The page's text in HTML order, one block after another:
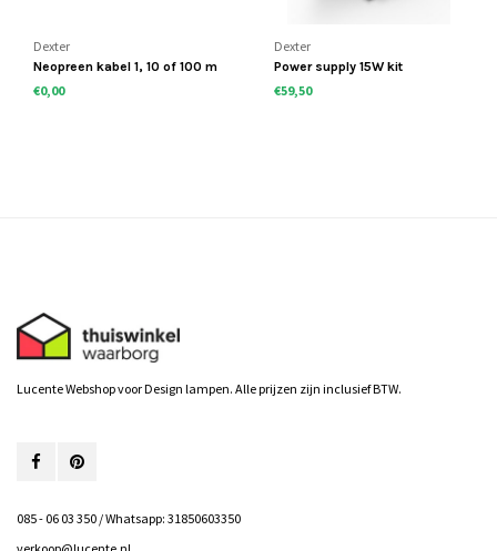
Dexter
Neopreen kabel 1, 10 of 100 m
€0,00
Dexter
Power supply 15W kit
€59,50
Lucente Webshop voor Design lampen. Alle prijzen zijn inclusief BTW.
085 - 06 03 350 / Whatsapp: 31850603350